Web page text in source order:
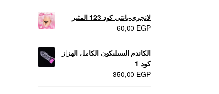
لانجري-بانتي كود 123 المثير
60,00 EGP
الكاندم السيليكون الكامل الهزاز
كود 1
350,00 EGP